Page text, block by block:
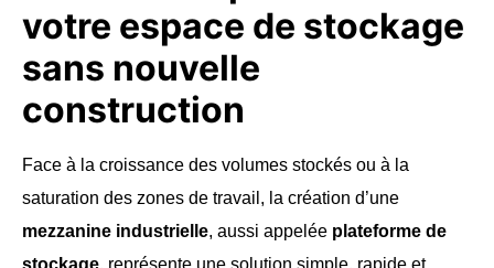
votre espace de stockage
sans nouvelle
construction
Face à la croissance des volumes stockés ou à la
saturation des zones de travail, la création d’une
mezzanine industrielle, aussi appelée plateforme de